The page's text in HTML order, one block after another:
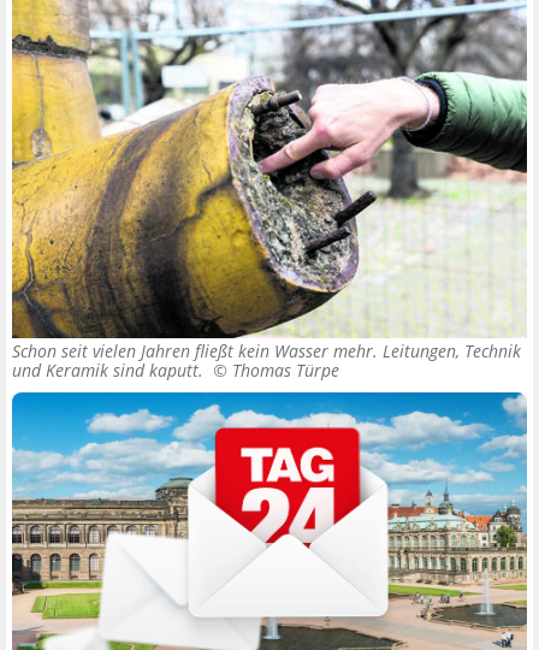
Schon seit vielen Jahren fließt kein Wasser mehr. Leitungen, Technik
und Keramik sind kaputt. © Thomas Türpe